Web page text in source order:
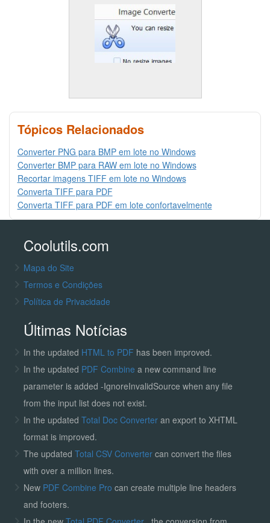
Tópicos Relacionados
Converter PNG para BMP em lote no Windows
Converter BMP para RAW em lote no Windows
Recortar imagens TIFF em lote no Windows
Converta TIFF para PDF
Converta TIFF para PDF em lote confortavelmente
Coolutils.com
Mapa do Site
Termos e Condições
Política de Privacidade
Últimas Notícias
In the updated HTML to PDF has been improved.
In the updated PDF Combine a new command line
parameter is added -IgnoreInvalidSource when any file
from the input list does not exist.
In the updated Total Doc Converter an export to XHTML
format is improved.
The updated Total CSV Convertercan convert the files
with over a million lines.
New PDF Combine Pro can create multiple line headers
and footers.